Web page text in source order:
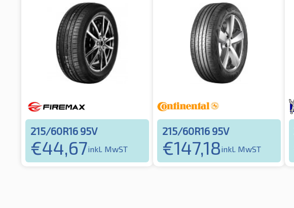
215/60R16 95V
€44,67inkl. MwST
215/60R16 95V
€147,18inkl. MwST